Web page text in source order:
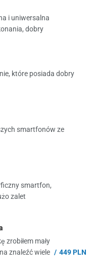
i uniwersalna
dobry
które posiada dobry
smartfonów ze
smartfon,
zalet
zrobiłem mały
znaleźć wiele
449 PLN